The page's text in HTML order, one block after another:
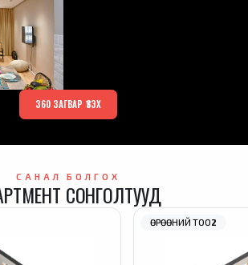
360 ЗАГВАР ҮЗЭХ
САНАЛ БОЛГОХ
СОНГОЛТУУД
ӨРӨӨНИЙ ТОО2